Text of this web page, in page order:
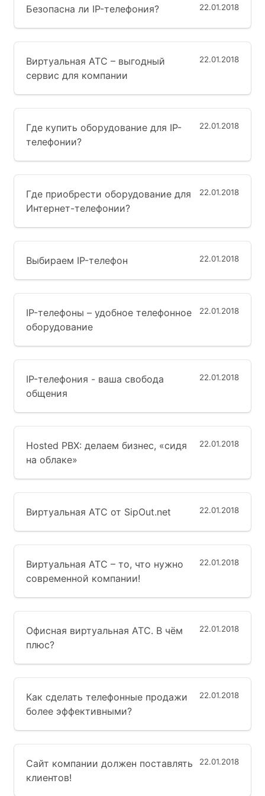
22.01.2018
Безопасна ли IP-телефония?
22.01.2018
Виртуальная АТС – выгодный
сервис для компании
22.01.2018
Где купить оборудование для IP-
телефонии?
22.01.2018
Где приобрести оборудование для
Интернет-телефонии?
22.01.2018
Выбираем IP-телефон
22.01.2018
IP-телефоны – удобное телефонное
оборудование
22.01.2018
IP-телефония - ваша свобода
общения
22.01.2018
Hosted PBX: делаем бизнес, «сидя
на облаке»
22.01.2018
Виртуальная АТС от SipOut.net
22.01.2018
Виртуальная АТС – то, что нужно
современной компании!
22.01.2018
Офисная виртуальная АТС. В чём
плюс?
22.01.2018
Как сделать телефонные продажи
более эффективными?
22.01.2018
Сайт компании должен поставлять
клиентов!